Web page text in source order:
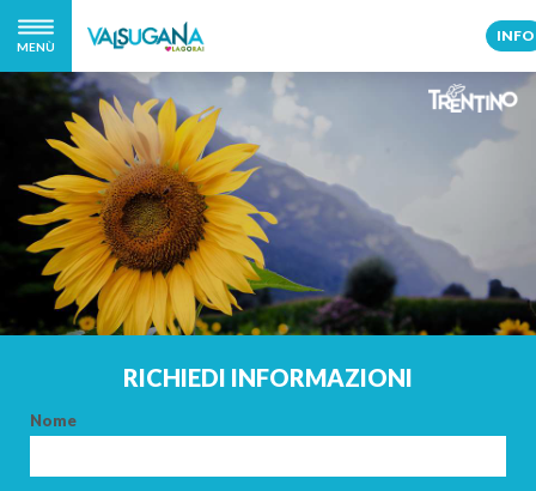
MENÙ
INFO
RICHIEDI INFORMAZIONI
Nome